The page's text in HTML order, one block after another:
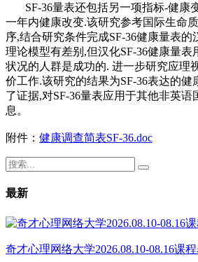
SF-36量表还包括另一项指标-健康
一年内健康改变.该研究参考国际生命
序,结合研究条件完成SF-36健康量表
理论模型有差别,但汉化SF-36健康量
状况的人群是成功的. 进一步研究应理
价工作.该研究的结果为SF-36表达的
了证据,对SF-36量表应用于其他非英
息。
附件： 健康调查简表SF-36.doc
最新
奇才心理网络大学2026.08.10-08.16课